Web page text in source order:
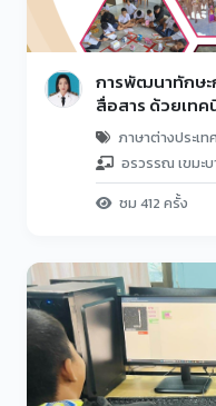
การพัฒนาทักษะ
สื่อสาร ด้วยเทค
ศึกษาปีที่ 6
ภาษาต่างประเท
อรวรรณ เขมะบ
ชม 412 ครั้ง